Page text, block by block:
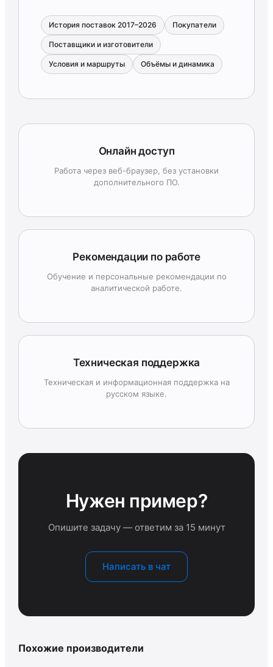
История поставок 2017–2026 Покупатели
Поставщики и изготовители
Условия и маршруты Объёмы и динамика
Онлайн доступ
Работа через веб-браузер, без установки
дополнительного ПО.
Рекомендации по работе
Обучение и персональные рекомендации по
аналитической работе.
Техническая поддержка
Техническая и информационная поддержка на
русском языке.
Нужен пример?
Опишите задачу — ответим за 15 минут
Написать в чат
Похожие производители